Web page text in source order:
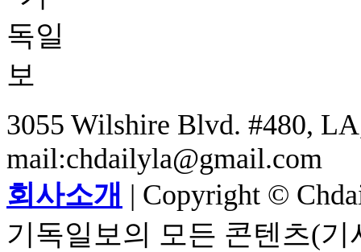
3055 Wilshire Blvd. #480,
mail:chdailyla@gmail.com
회사소개 | Copyright ©
기독일보의 모든 콘텐츠(